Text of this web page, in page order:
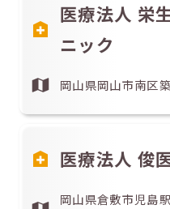
医療法人 栄
ニック
岡山県岡山市南区
医療法人 俊
岡山県倉敷市児島